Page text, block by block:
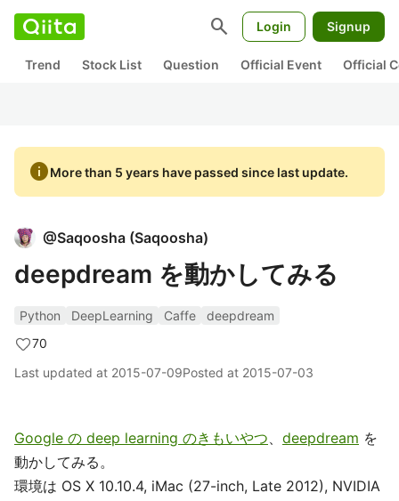
search Login Signup
Trend Stock List Question Official Event Official
infoMore than 5 years have passed since last update.
@Saqoosha (Saqoosha)
deepdream を動かしてみる
Python DeepLearning Caffe
deepdream
70
Last updated at 2015-07-09Posted at 2015-07-03
Google の deep learning のきもいやつ、 deepdream を
動かしてみる。
環境は OS X 10.10.4, iMac (27-inch, Late 2012), NVIDIA